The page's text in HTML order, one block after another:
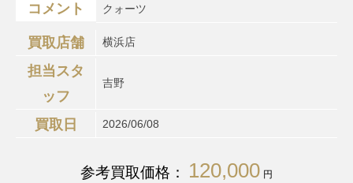
コメント クォーツ
買取店舗 横浜店
担当スタ
ッフ
吉野
買取日 2026/06/08
参考買取価格： 120,000 円